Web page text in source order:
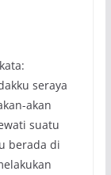
seraya
akan
suatu
berada di